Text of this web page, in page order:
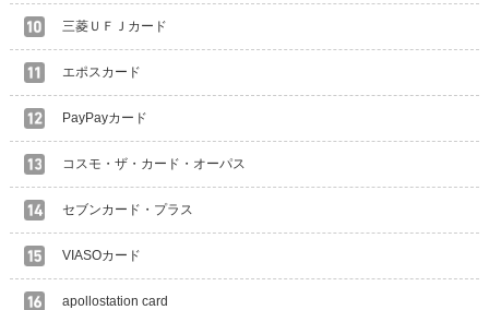
三菱ＵＦＪカード
エポスカード
PayPayカード
コスモ・ザ・カード・オーパス
セブンカード・プラス
VIASOカード
apollostation card